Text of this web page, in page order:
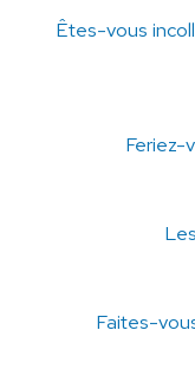
Êtes-vous
Feriez-
Faites-